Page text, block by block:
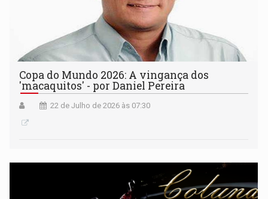
Copa do Mundo 2026: A vingança dos
'macaquitos' - por Daniel Pereira
22 de Julho de 2026 às 07:30